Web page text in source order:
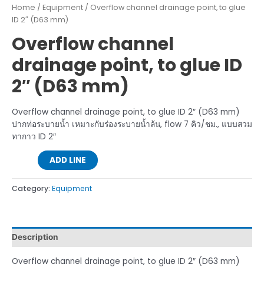
Home / Equipment / Overflow channel drainage point, to glue
ID 2″ (D63 mm)
Overflow channel
drainage point, to glue ID
2″ (D63 mm)
Overflow channel drainage point, to glue ID 2″ (D63 mm)
ปากท่อระบายน้ำ เหมาะกับร่องระบายนํ้าล้น, flow 7 คิว/ชม., แบบสวม
ทากาว ID 2″
ADD LINE
Category: Equipment
Description
Overflow channel drainage point, to glue ID 2″ (D63 mm)